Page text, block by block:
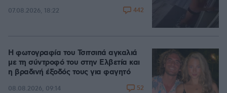
07.08.2026, 18:22 442
Η φωτογραφία του Τσιτσιπά αγκαλιά
με τη σύντροφό του στην Ελβετία και
η βραδινή έξοδός τους για φαγητό
08.08.2026, 09:14 52